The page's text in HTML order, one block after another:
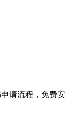
请流程，免费安